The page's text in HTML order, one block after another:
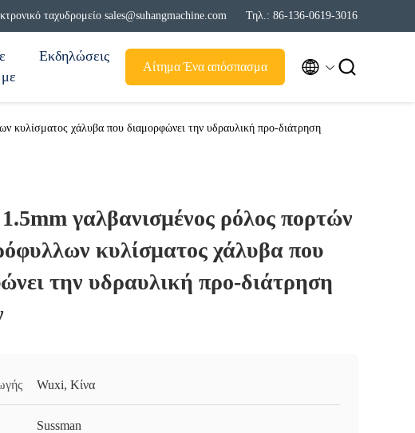
ταχυδρομείο sales@suhangmachine.com Τηλ.: 86-136-0619-3016
Εκδηλώσεις
Αίτημα Ένα απόσπασμα  
χάλυβα που διαμορφώνει την υδραυλική προ-διάτρηση
γαλβανισμένος ρόλος πορτών
κυλίσματος χάλυβα που
την υδραυλική προ-διάτρηση
Wuxi, Κίνα
Sussman